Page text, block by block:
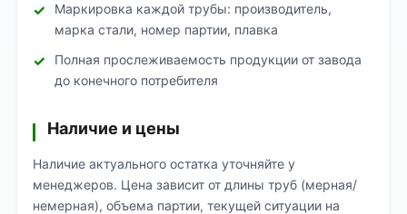
Маркировка каждой трубы: производитель,
марка стали, номер партии, плавка
Полная прослеживаемость продукции от завода
до конечного потребителя
Наличие и цены
Наличие актуального остатка уточняйте у
менеджеров. Цена зависит от длины труб (мерная/
немерная), объема партии, текущей ситуации на